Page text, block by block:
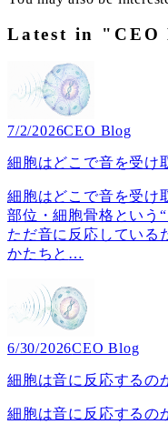
Latest in "CEO
7/2/2026CEO Blog
細胞はどこで音を受け
細胞はどこで音を受
部位・細胞骨格という
ただ音に反応している
かたちと …
6/30/2026CEO Blog
細胞は音に反応するの
細胞は音に反応する